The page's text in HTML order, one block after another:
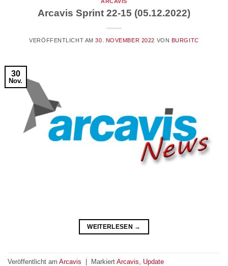
Arcavis Sprint 22-15 (05.12.2022)
VERÖFFENTLICHT AM30. NOVEMBER 2022 VON BURGITC
30
Nov.
WEITERLESEN →
Veröffentlicht am Arcavis | Markiert Arcavis Update